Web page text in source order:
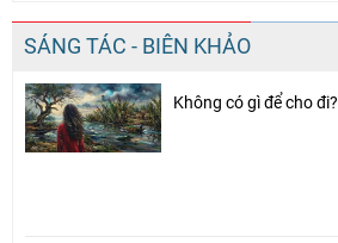
SÁNG TÁC - BIÊN KHẢO
Không có gì để cho đi?